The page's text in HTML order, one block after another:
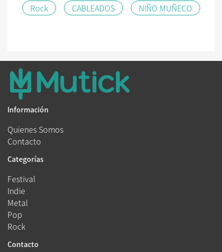
Rock CABLEADOS NIÑO MUÑECO
Información
Quienes Somos
Contacto
Categorías
Festival
Indie
Metal
Pop
Rock
Contacto